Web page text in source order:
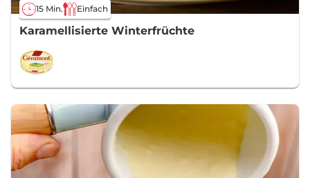
15 Min. Einfach
Karamellisierte Winterfrüchte